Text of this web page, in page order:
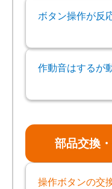
ボタン操作が反
作動音はするが
部品交換
操作ボタンの交